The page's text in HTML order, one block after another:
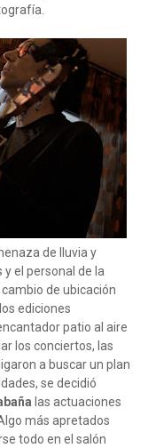
de lluvia y
y el personal de la
de ubicación
ediciones
patio al aire
los conciertos, las
a buscar un plan
se decidió
las actuaciones
más apretados
todo en el salón